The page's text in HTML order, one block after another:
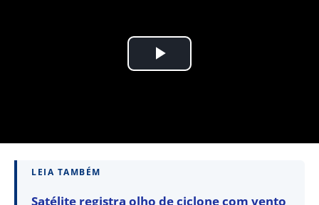
LEIA TAMBÉM
Satélite registra olho de ciclone com vento